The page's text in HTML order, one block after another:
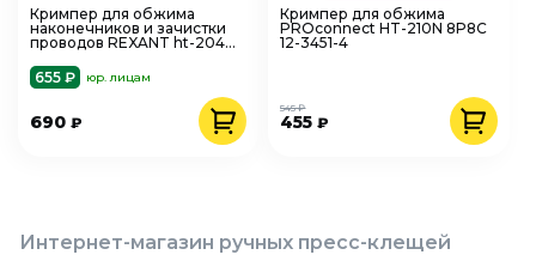
Кримпер для обжима
наконечников и зачистки
проводов REXANT ht-204
655 ₽
юр. лицам
690 ₽
Кримпер для обжима
PROconnect HT-210N 8P8C
12-3451-4
455₽
545 ₽
Интернет-магазин ручных пресс-клещей